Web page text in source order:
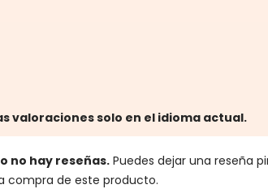
valoraciones solo en el idioma actual.
no hay reseñas.Puedes dejar una reseña
compra de este producto.